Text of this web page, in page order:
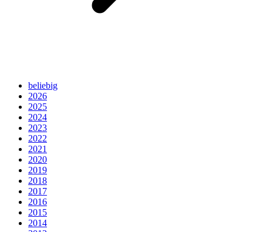
beliebig
2026
2025
2024
2023
2022
2021
2020
2019
2018
2017
2016
2015
2014